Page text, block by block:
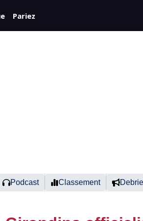
Pariez
Podcast Classement